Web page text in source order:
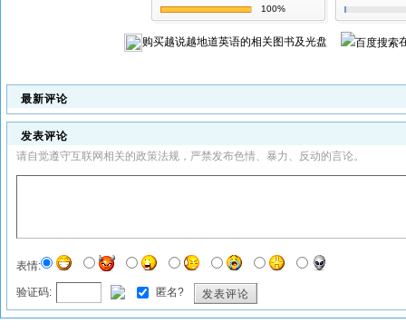
100%
购买越说越地道英语的相关图书及光盘
最新评论
发表评论
请自觉遵守互联网相关的政策法规，严禁发布色情、暴力、反动的言论。
表情:
验证码: 匿名? 发表评论